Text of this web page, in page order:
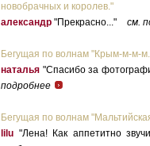
новобрачных и королев."
александр "Прекрасно..." см.
Бегущая по волнам "Крым-м-м-
наталья "Спасибо за
подробнее
Бегущая по волнам
lilu "Лена! Как аппетитно